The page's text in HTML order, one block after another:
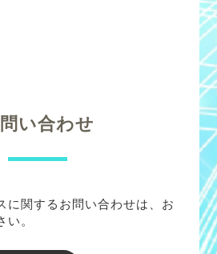
い合わせ
に関するお問い合わせは、お
。